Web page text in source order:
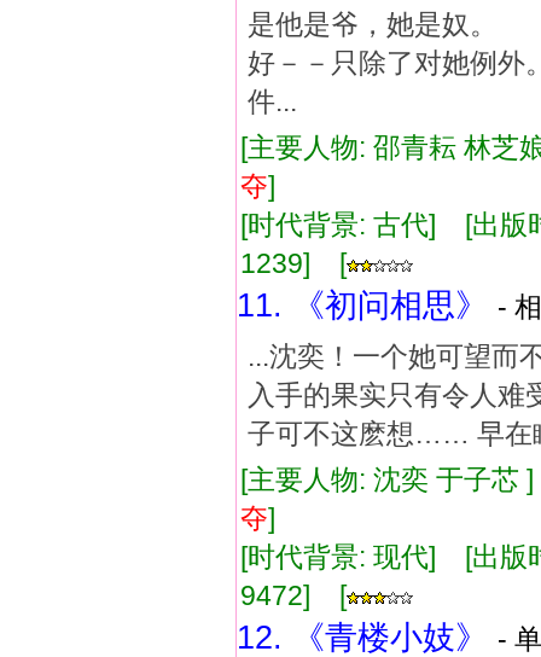
是他是爷，她是奴
好－－只除了对她
件...
[主要人物: 邵青耘 林
夺]
[时代背景: 古代] [出
1239] [
11. 《初问相思》
-
...沈奕！一个她可望而
入手的果实只有令人难
子可不这麽想…… 早在
[主要人物: 沈奕 于子
夺]
[时代背景: 现代] [出
9472] [
12. 《青楼小妓》
-